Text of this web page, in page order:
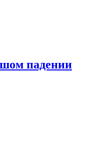
падении